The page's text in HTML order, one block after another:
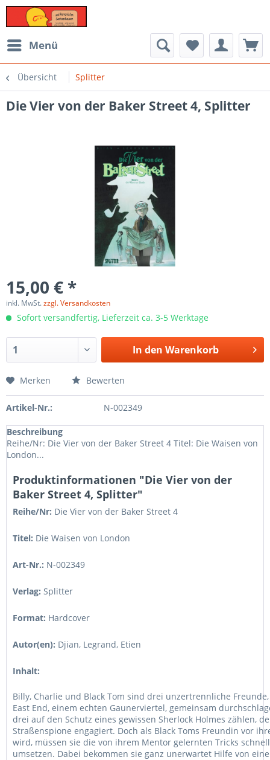
Menü
Übersicht Splitter
Die Vier von der Baker Street 4, Splitter
15,00 € *
inkl. MwSt.zzgl. Versandkosten
Sofort versandfertig, Lieferzeit ca. 3-5 Werktage
In den Warenkorb
Merken Bewerten
Artikel-Nr.: N-002349
Beschreibung
Reihe/Nr: Die Vier von der Baker Street 4 Titel: Die Waisen von
London...
Produktinformationen "Die Vier von der
Baker Street 4, Splitter"
Reihe/Nr: Die Vier von der Baker Street 4
Titel: Die Waisen von London
Art-Nr.: N-002349
Verlag: Splitter
Format: Hardcover
Autor(en): Djian, Legrand, Etien
Inhalt:
Billy, Charlie und Black Tom sind drei unzertrennliche
East End, einem echten Gaunerviertel, gemeinsam
drei auf den Schutz eines gewissen Sherlock Holmes zählen,
Straßenspione engagiert. Doch als Black Toms Freundin vor
wird, müssen sie die von ihrem Mentor gelernten Tricks
umsetzen. Dabei bekommen sie ganz unerwartet Hilfe von